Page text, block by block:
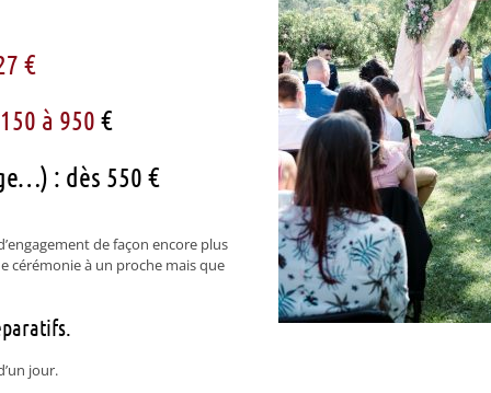
€
à 950 €
: dès 550 €
de façon encore plus
cérémonie à un proche mais que
jour.